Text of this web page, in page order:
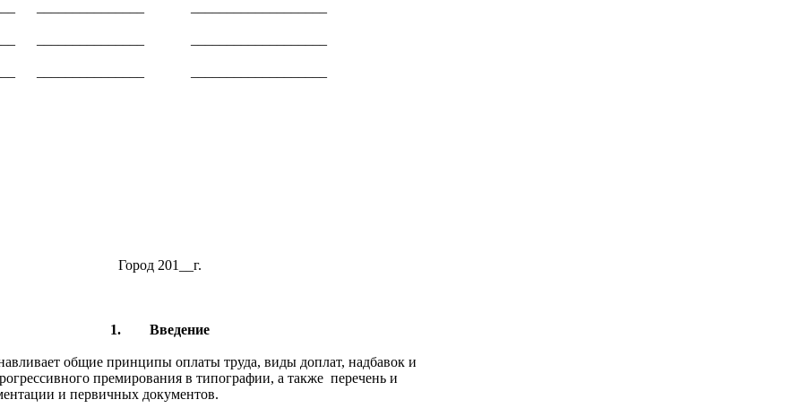
Город 201__г.
1. Введение
общие принципы оплаты труда, виды доплат, надбавок и
премирования в типографии, а также перечень и
и первичных документов.